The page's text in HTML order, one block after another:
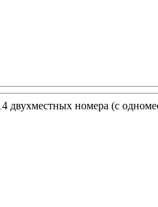
двухместных номера (с